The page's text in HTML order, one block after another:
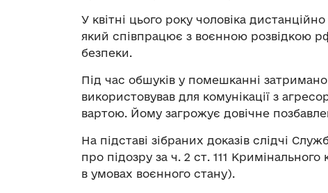
У квітні цього року чоловіка
який співпрацює з воєнною розвідкою
безпеки.
Під час обшуків у помешканні
використовував для комунікації з
вартою. Йому загрожує довічне
На підставі зібраних доказів слідчі
про підозру за ч. 2 ст. 111
в умовах воєнного стану).